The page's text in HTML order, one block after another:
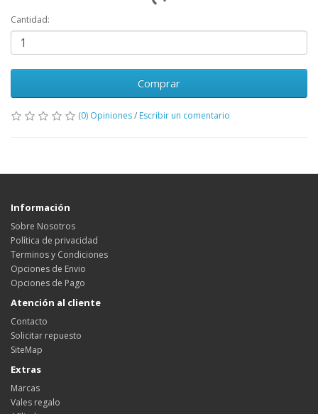
Cantidad:
Comprar
(0) Opiniones/ Escribir un comentario
Información
Sobre Nosotros
Política de privacidad
Terminos y Condiciones
Opciones de Envio
Opciones de Pago
Atención al cliente
Contacto
Solicitar repuesto
SiteMap
Extras
Marcas
Vales regalo